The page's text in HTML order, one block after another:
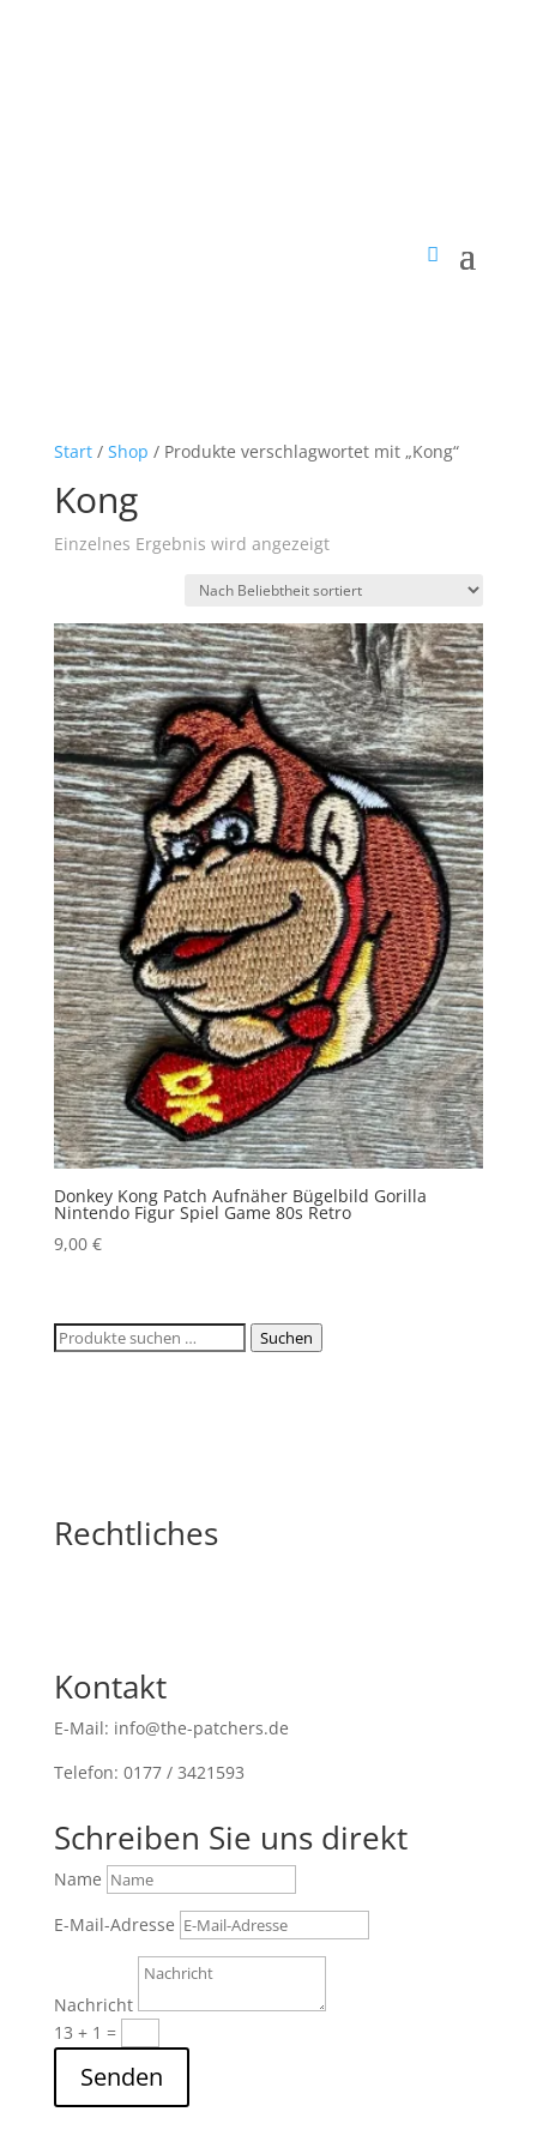
Start/ Shop / Produkte verschlagwortet mit „Kong“
Kong
Einzelnes Ergebnis wird angezeigt
Donkey Kong Patch Aufnäher Bügelbild Gorilla
Nintendo Figur Spiel Game 80s Retro
9,00 €
Suchen
Suchen
Rechtliches
Kontakt
E-Mail: info@the-patchers.de
Telefon: 0177 / 3421593
Schreiben Sie uns direkt
Name
E-Mail-Adresse
Nachricht
13 + 1 =
Senden